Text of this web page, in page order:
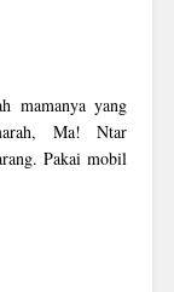
mamanya yang
Ma! Ntar
Pakai mobil